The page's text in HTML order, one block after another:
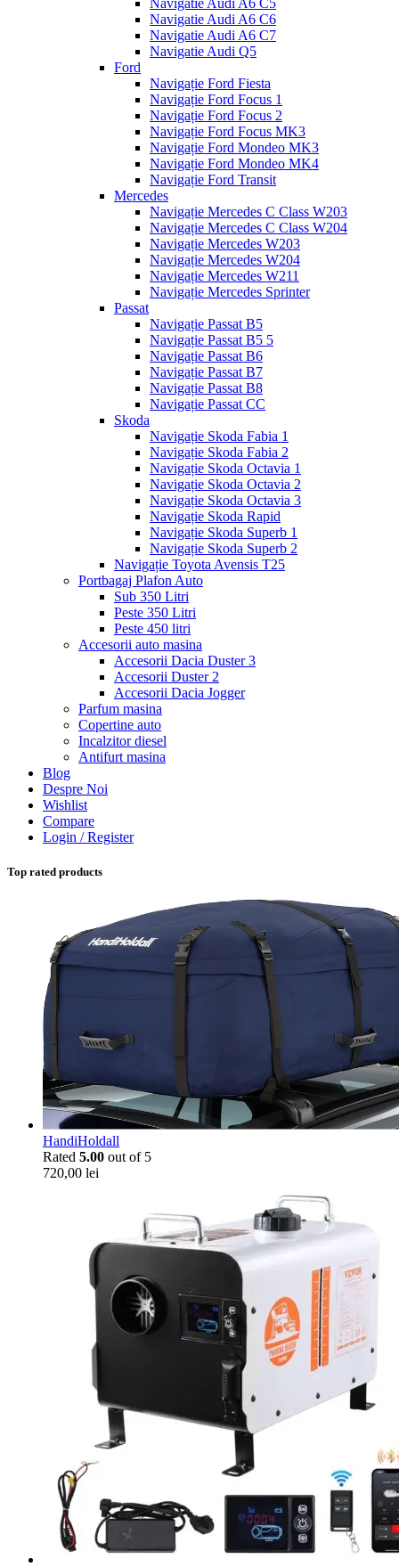
Navigatie Audi A6 C5
Navigatie Audi A6 C6
Navigatie Audi A6 C7
Navigatie Audi Q5
Ford
Navigație Ford Fiesta
Navigație Ford Focus 1
Navigație Ford Focus 2
Navigație Ford Focus MK3
Navigație Ford Mondeo MK3
Navigație Ford Mondeo MK4
Navigație Ford Transit
Mercedes
Navigație Mercedes C Class W203
Navigație Mercedes C Class W204
Navigație Mercedes W203
Navigație Mercedes W204
Navigație Mercedes W211
Navigație Mercedes Sprinter
Passat
Navigație Passat B5
Navigație Passat B5 5
Navigație Passat B6
Navigație Passat B7
Navigație Passat B8
Navigație Passat CC
Skoda
Navigație Skoda Fabia 1
Navigație Skoda Fabia 2
Navigație Skoda Octavia 1
Navigație Skoda Octavia 2
Navigație Skoda Octavia 3
Navigație Skoda Rapid
Navigație Skoda Superb 1
Navigație Skoda Superb 2
Navigație Toyota Avensis T25
Portbagaj Plafon Auto
Sub 350 Litri
Peste 350 Litri
Peste 450 litri
Accesorii auto masina
Accesorii Dacia Duster 3
Accesorii Duster 2
Accesorii Dacia Jogger
Parfum masina
Copertine auto
Incalzitor diesel
Antifurt masina
Blog
Despre Noi
Wishlist
Compare
Login / Register
Top rated products
HandiHoldall
Rated 5.00 out of 5
720,00 lei